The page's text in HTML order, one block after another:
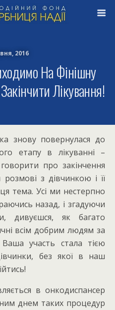
2016
На Фінішну
Лікування!
знову повернулася до
етапу в лікуванні –
про закінчення
з дівчинкою і її
тема. Усі ми нестерпно
назад, і згадуючи
дивуєшся, як багато
всім добрим людям за
участь стала тією
без якої в наш
в онкодиспансер
днем таких процедур